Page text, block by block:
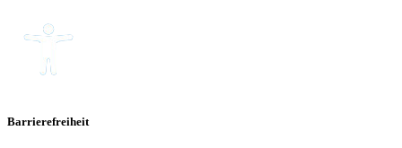
Barrierefreiheit